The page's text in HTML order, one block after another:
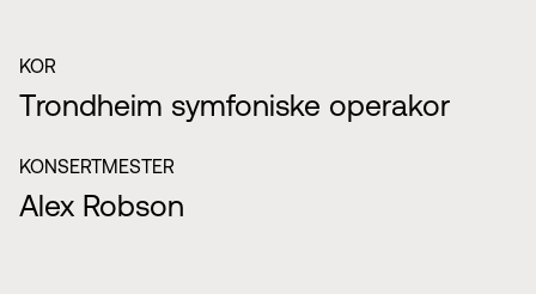
KOR
Trondheim symfoniske operakor
KONSERTMESTER
Alex Robson